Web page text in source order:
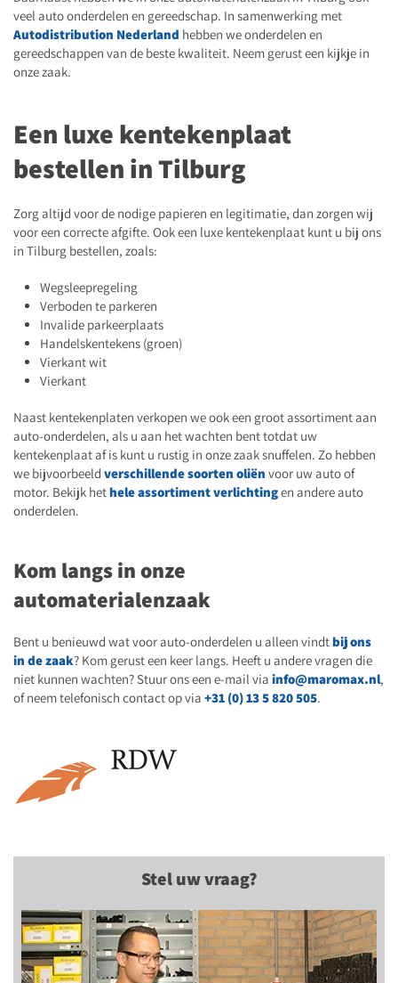
veel auto onderdelen en gereedschap. In samenwerking met
Autodistribution Nederland hebben we onderdelen en
gereedschappen van de beste kwaliteit. Neem gerust een kijkje in
onze zaak.
Een luxe kentekenplaat
bestellen in Tilburg
Zorg altijd voor de nodige papieren en legitimatie, dan zorgen wij
voor een correcte afgifte. Ook een luxe kentekenplaat kunt u bij ons
in Tilburg bestellen, zoals:
Wegsleepregeling
Verboden te parkeren
Invalide parkeerplaats
Handelskentekens (groen)
Vierkant wit
Vierkant
Naast kentekenplaten verkopen we ook een groot assortiment aan
auto-onderdelen, als u aan het wachten bent totdat uw
kentekenplaat af is kunt u rustig in onze zaak snuffelen. Zo hebben
we bijvoorbeeld verschillende soorten oliën voor uw auto of
motor. Bekijk hethele assortiment verlichtingen andere auto
onderdelen.
Kom langs in onze
automaterialenzaak
Bent u benieuwd wat voor auto-onderdelen u alleen vindtbij ons
in de zaak? Kom gerust een keer langs. Heeft u andere vragen die
niet kunnen wachten? Stuur ons een e-mail via info@maromax.nl,
of neem telefonisch contact op via +31 (0) 13 5 820 505.
Stel uw vraag?